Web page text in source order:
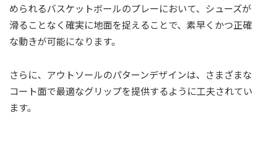
められるバスケットボールのプレーにおいて、シューズが
滑ることなく確実に地面を捉えることで、素早くかつ正確
な動きが可能になります。
さらに、アウトソールのパターンデザインは、さまざまな
コート面で最適なグリップを提供するように工夫されてい
ます。